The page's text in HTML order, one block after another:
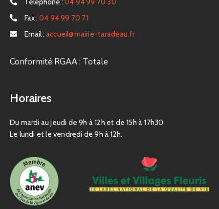
Téléphone : 04 94 99 70 30
Fax : 04 94 99 70 71
Email : accueil@mairie-taradeau.fr
Conformité RGAA : Totale
Horaires
Du mardi au jeudi de 9h à 12h et de 15h à 17h30
Le lundi et le vendredi de 9h à 12h.